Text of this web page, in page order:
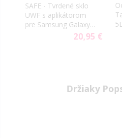
SAFE - Tvrdené sklo
UWF s aplikátorom
pre Samsung Galaxy
A27 5G A276, číre20,95 €
Držiaky